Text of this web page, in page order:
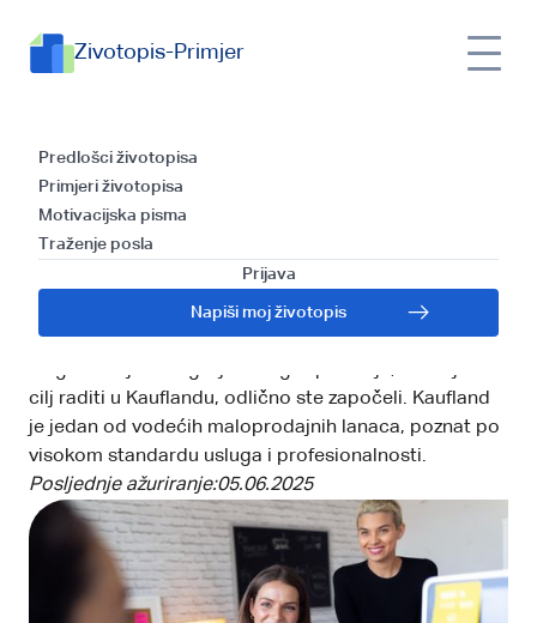
Zivotopis-Primjer
Predlošci životopisa
Primjeri životopisa
Motivacijska pisma
Traženje posla
Prijava
Napiši moj životopis
Kako uspješno proći
Kaufland razgovor za
posao: Vodič za sve što
vam treba znati
Priprema za razgovor za posao ključan je korak u
cilj raditi u Kauflandu, odlično ste započeli. Kaufland
je jedan od vodećih maloprodajnih lanaca, poznat po
visokom standardu usluga i profesionalnosti.
Posljednje ažuriranje:05.06.2025